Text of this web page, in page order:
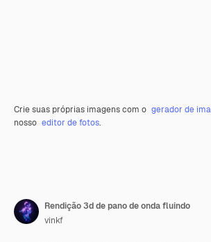
Crie suas próprias imagens com o gerador de
nosso editor de fotos.
Rendição 3d de pano de onda fluindo
vinkf